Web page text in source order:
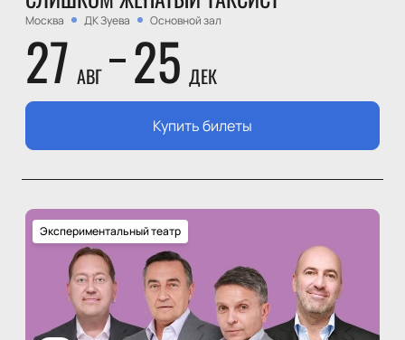
Москва ДК Зуева Основной зал
27 АВГ 25 ДЕК
Купить билеты
Экспериментальный театр